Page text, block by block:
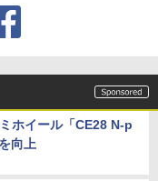
ホイール「CE28 N-p
向上